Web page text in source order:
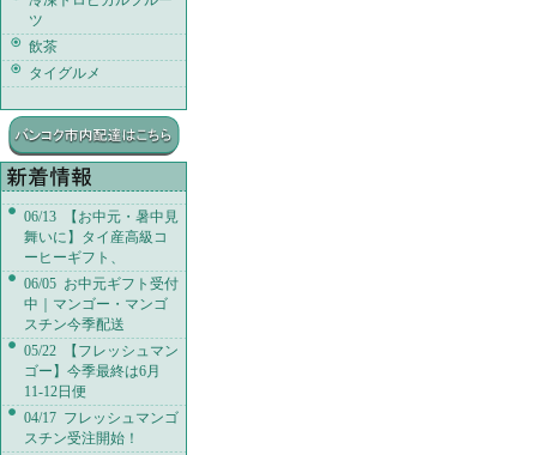
ツ
飲茶
タイグルメ
06/13 【お中元・暑中見
舞いに】タイ産高級コ
ーヒーギフト、
06/05 お中元ギフト受付
中｜マンゴー・マンゴ
スチン今季配送
05/22 【フレッシュマン
ゴー】今季最終は6月
11-12日便
04/17 フレッシュマンゴ
スチン受注開始！